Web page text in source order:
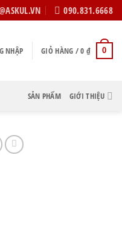
090.831.6668
NHẬP GIỎ HÀNG /0 ₫ 0
SẢN PHẨM GIỚI THIỆU